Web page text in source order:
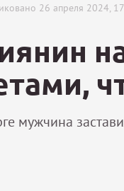
26 апреля 2024,
мужчина